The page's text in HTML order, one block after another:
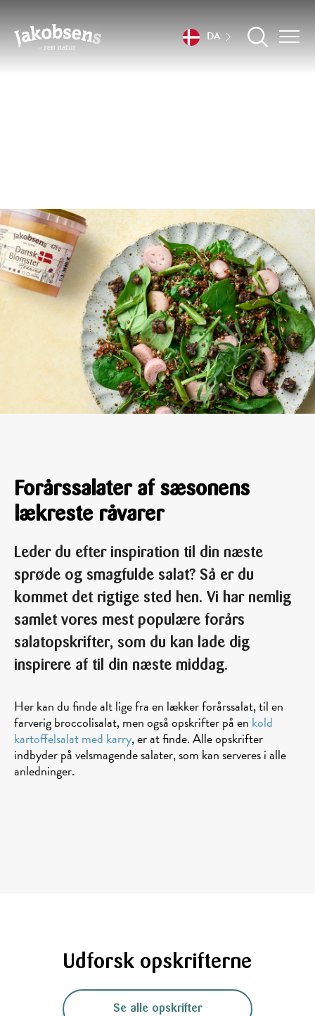
DA
Forårssalater af sæsonens
lækreste råvarer
Leder du efter inspiration til din næste
sprøde og smagfulde salat? Så er du
kommet det rigtige sted hen. Vi har nemlig
samlet vores mest populære forårs
salatopskrifter, som du kan lade dig
inspirere af til din næste middag.
Her kan du finde alt lige fra en lækker forårssalat, til en
farverig broccolisalat, men også opskrifter på en kold
kartoffelsalat med karry, er at finde. Alle opskrifter
indbyder på velsmagende salater, som kan serveres i alle
anledninger.
Udforsk opskrifterne
Se alle opskrifter